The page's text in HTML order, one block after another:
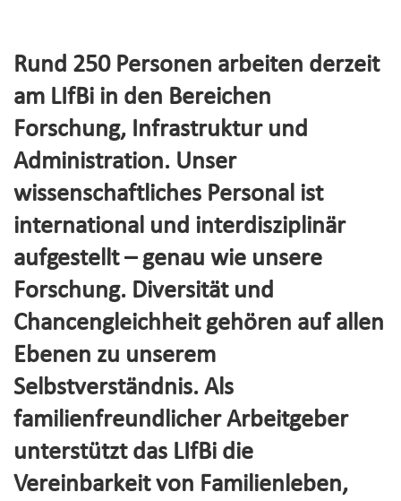
Rund 250 Personen arbeiten derzeit
am LIfBi in den Bereichen
Forschung, Infrastruktur und
Administration. Unser
wissenschaftliches Personal ist
international und interdisziplinär
aufgestellt – genau wie unsere
Forschung. Diversität und
Chancengleichheit gehören auf allen
Ebenen zu unserem
Selbstverständnis. Als
familienfreundlicher Arbeitgeber
unterstützt das LIfBi die
Vereinbarkeit von Familienleben,